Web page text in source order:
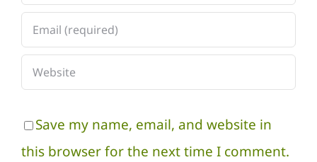
Save my name, email, and website in
this browser for the next time I comment.